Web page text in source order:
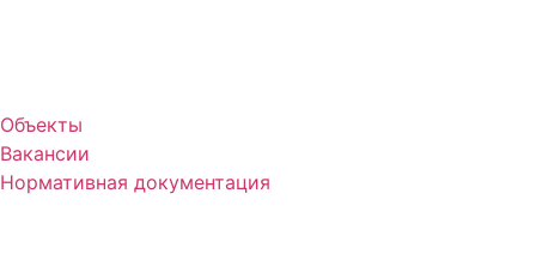
Объекты
Вакансии
Нормативная документация